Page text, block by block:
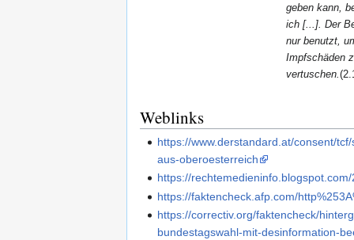
geben kann,
ich [...]. Der
nur benutzt,
Impfschäden
vertuschen.
Weblinks
https://www.derstandard.at/consent/
aus-oberoesterreich
https://
https://faktencheck.afp.com/
https://correctiv.org/faktencheck/
bundestagswahl-mit-desinformation-